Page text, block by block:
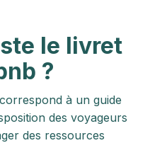
le livret
?
correspond à un guide
des voyageurs
des ressources